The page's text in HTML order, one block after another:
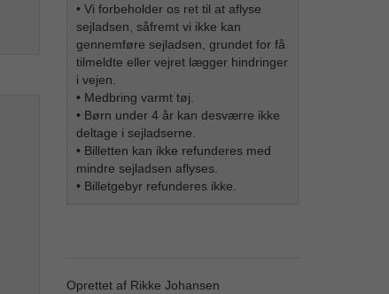
• Vi forbeholder os ret til at aflyse
sejladsen, såfremt vi ikke kan
gennemføre sejladsen, grundet for få
tilmeldte eller vejret lægger hindringer
i vejen.
• Medbring varmt tøj.
• Børn under 4 år kan desværre ikke
deltage i sejladserne.
• Billetten kan ikke refunderes med
mindre sejladsen aflyses.
• Billetgebyr refunderes ikke.
Oprettet af Rikke Johansen